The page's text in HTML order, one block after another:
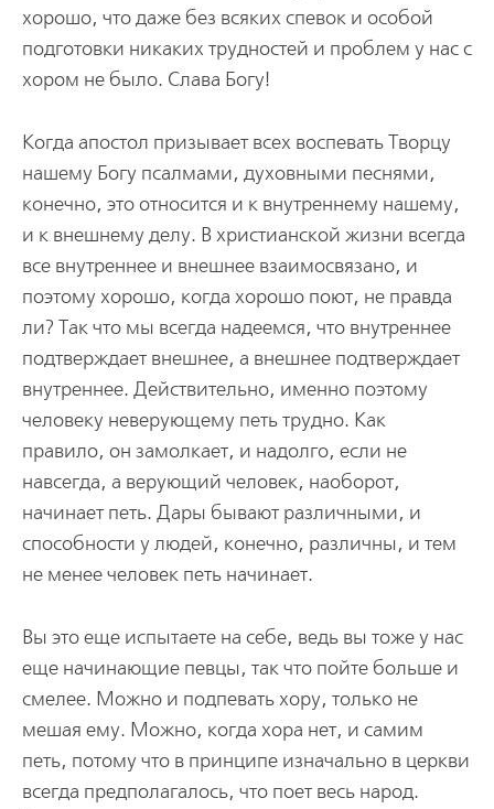
хорошо, что даже без всяких спевок и особой
подготовки никаких трудностей и проблем у нас с
хором не было. Слава Богу!
Когда апостол призывает всех воспевать Творцу
нашему Богу псалмами, духовными песнями,
конечно, это относится и к внутреннему нашему,
и к внешнему делу. В христианской жизни всегда
все внутреннее и внешнее взаимосвязано, и
поэтому хорошо, когда хорошо поют, не правда
ли? Так что мы всегда надеемся, что внутреннее
подтверждает внешнее, а внешнее подтверждает
внутреннее. Действительно, именно поэтому
человеку неверующему петь трудно. Как
правило, он замолкает, и надолго, если не
навсегда, а верующий человек, наоборот,
начинает петь. Дары бывают различными, и
способности у людей, конечно, различны, и тем
не менее человек петь начинает.
Вы это еще испытаете на себе, ведь вы тоже у нас
еще начинающие певцы, так что пойте больше и
смелее. Можно и подпевать хору, только не
мешая ему. Можно, когда хора нет, и самим
петь, потому что в принципе изначально в церкви
всегда предполагалось, что поет весь народ.